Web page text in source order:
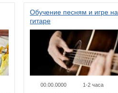
Обучение песням и игре на
гитаре
00.00.0000 1-2 часа